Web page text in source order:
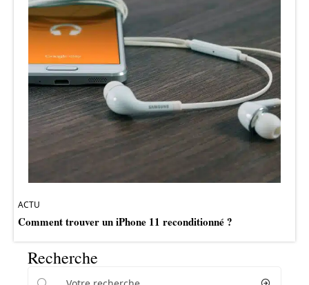
ACTU
Comment trouver un iPhone 11 reconditionné ?
Recherche